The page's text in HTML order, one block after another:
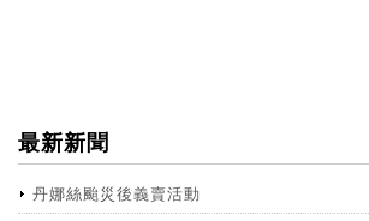
最新新聞
丹娜絲颱災後義賣活動